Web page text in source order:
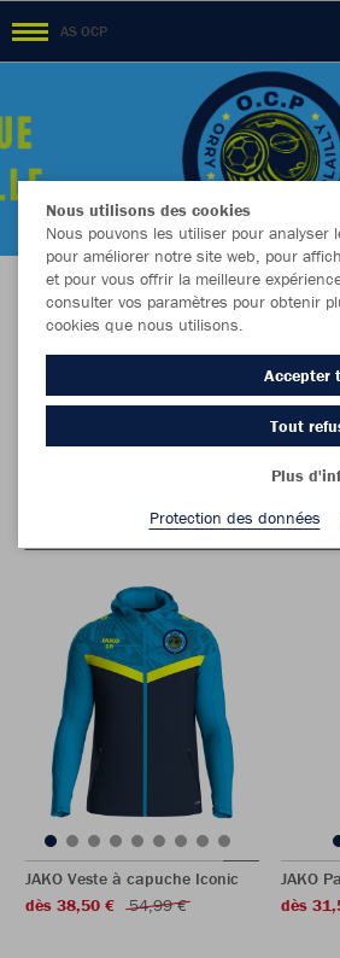
AS OCP
Citoyen, Convivial,
Taille
JAKO Veste à capuche Iconic
dès 38,50 €
54,99 €
JAKO
dès
Nous utilisons des cookies
Nous pouvons les utiliser pour analyser
pour améliorer notre site web, pour
et pour vous offrir la meilleure
consulter vos paramètres pour obtenir
cookies que nous utilisons.
Accepter
Tout
Plus
Protection des données